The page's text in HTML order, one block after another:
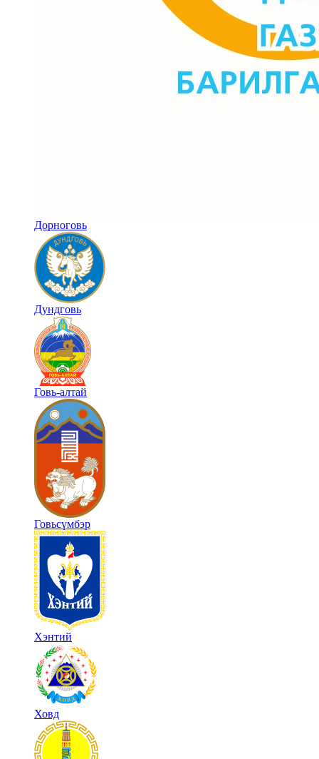
Дорноговь
Дундговь
Говь-алтай
Говьсүмбэр
Хэнтий
Ховд